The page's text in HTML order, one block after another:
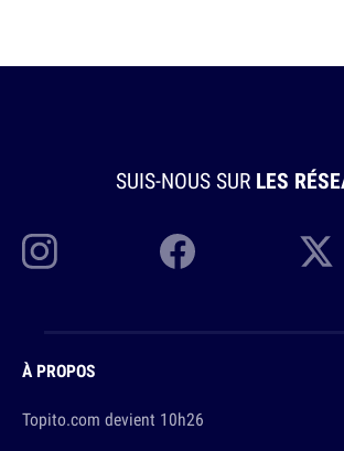
SUIS-NOUS SUR LES
À PROPOS
Topito.com devient 10h26